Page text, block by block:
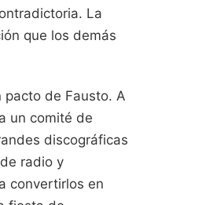
La
que los demás
pacto de Fausto. A
un comité de
discográficas
radio y
convertirlos en